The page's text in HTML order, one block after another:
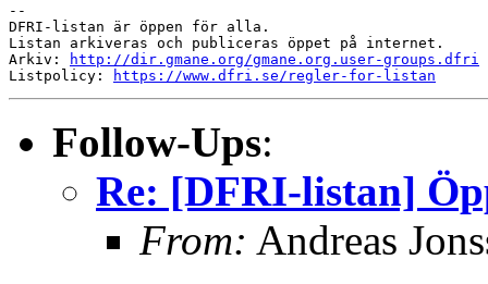
--
DFRI-listan är öppen för alla.
Listan arkiveras och publiceras öppet på internet.
Arkiv:
http://dir.gmane.org/gmane.org.user-groups.dfri
Listpolicy:
https://www.dfri.se/regler-for-listan
Follow-Ups:
Re: [DFRI-listan]
From: Andreas